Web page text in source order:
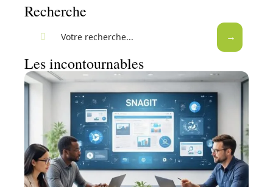
Recherche
Les incontournables